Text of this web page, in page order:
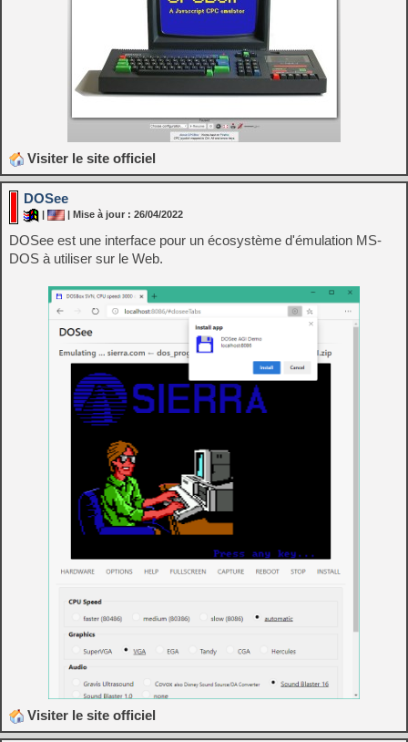
Visiter le site officiel
DOSee
| Mise à jour : 26/04/2022
DOSee est une interface pour un écosystème d'émulation MS-
DOS à utiliser sur le Web.
Visiter le site officiel